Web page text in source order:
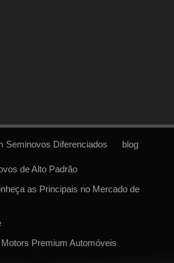
Seminovos Diferenciados blog
de Alto Padrão
as Principais no Mercado de
Premium Automóveis